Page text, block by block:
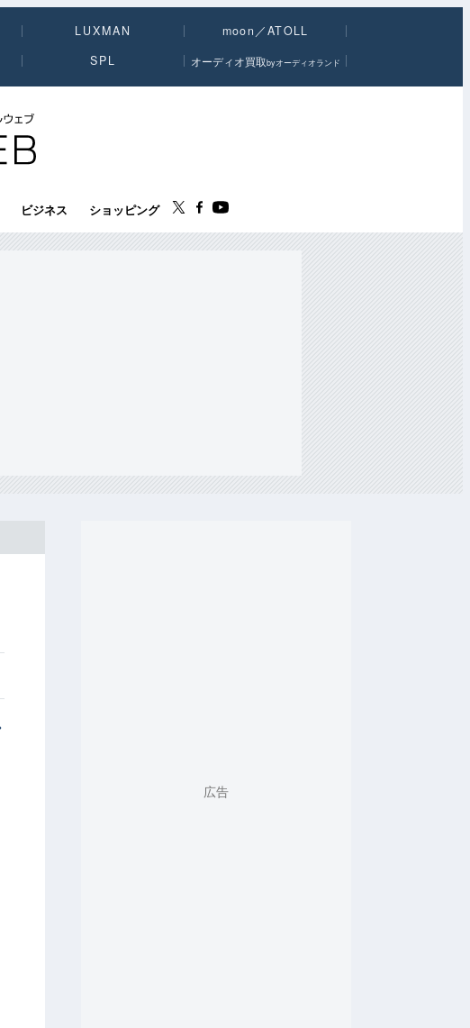
LUXMAN
moon／ATOLL
SPL オーディオ買取byオーディオランド
ビジネス ショッピング